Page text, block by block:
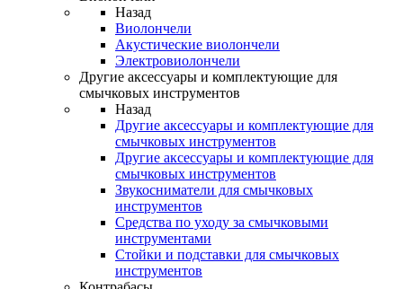
Назад
Виолончели
Акустические виолончели
Электровиолончели
Другие аксессуары и комплектующие для
смычковых инструментов
Назад
Другие аксессуары и комплектующие для
смычковых инструментов
Другие аксессуары и комплектующие для
смычковых инструментов
Звукосниматели для смычковых
инструментов
Средства по уходу за смычковыми
инструментами
Стойки и подставки для смычковых
инструментов